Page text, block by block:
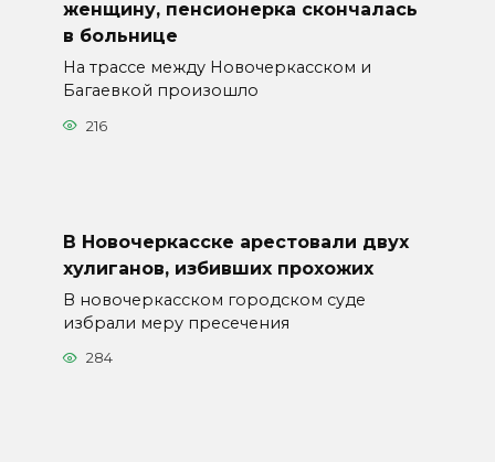
женщину, пенсионерка скончалась
в больнице
На трассе между Новочеркасском и
Багаевкой произошло
216
В Новочеркасске арестовали двух
хулиганов, избивших прохожих
В новочеркасском городском суде
избрали меру пресечения
284